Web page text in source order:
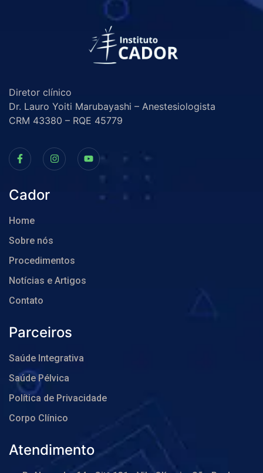
Diretor clínico
Dr. Lauro Yoiti Marubayashi – Anestesiologista
CRM 43380 – RQE 45779
Cador
Home
Sobre nós
Procedimentos
Notícias e Artigos
Contato
Parceiros
Saúde Integrativa
Saúde Pélvica
Política de Privacidade
Corpo Clínico
Atendimento